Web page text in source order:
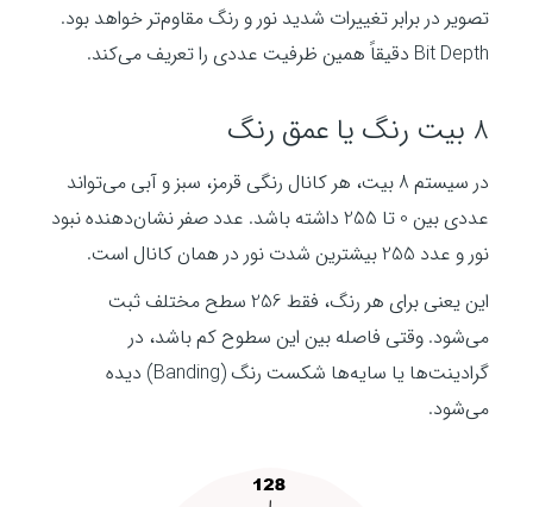
تصویر در برابر تغییرات شدید نور و رنگ مقاوم‌تر خواهد بود.
Bit Depth دقیقاً همین ظرفیت عددی را تعریف می‌کند.
8 بیت رنگ یا عمق رنگ
در سیستم 8 بیت، هر کانال رنگی قرمز، سبز و آبی می‌تواند
عددی بین 0 تا 255 داشته باشد. عدد صفر نشان‌دهنده نبود
نور و عدد 255 بیشترین شدت نور در همان کانال است.
این یعنی برای هر رنگ، فقط 256 سطح مختلف ثبت
می‌شود. وقتی فاصله بین این سطوح کم باشد، در
گرادینت‌ها یا سایه‌ها شکست رنگ (Banding) دیده
می‌شود.